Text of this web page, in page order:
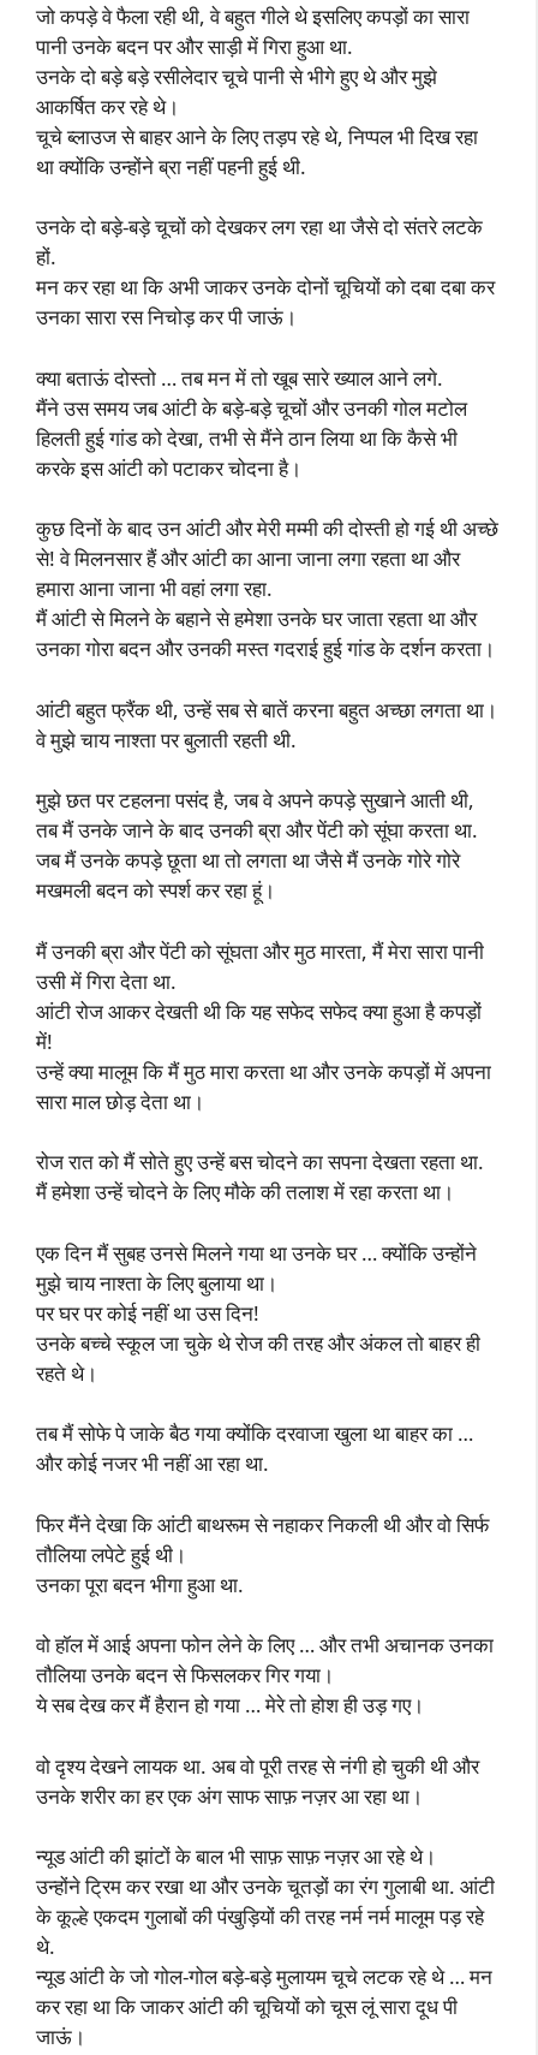
जो कपड़े वे फैला रही थी, वे बहुत गीले थे इसलिए कपड़ों का सारा
पानी उनके बदन पर और साड़ी में गिरा हुआ था.
उनके दो बड़े बड़े रसीलेदार चूचे पानी से भीगे हुए थे और मुझे
आकर्षित कर रहे थे।
चूचे ब्लाउज से बाहर आने के लिए तड़प रहे थे, निप्पल भी दिख रहा
था क्योंकि उन्होंने ब्रा नहीं पहनी हुई थी.
उनके दो बड़े-बड़े चूचों को देखकर लग रहा था जैसे दो संतरे लटके
हों.
मन कर रहा था कि अभी जाकर उनके दोनों चूचियों को दबा दबा कर
उनका सारा रस निचोड़ कर पी जाऊं।
क्या बताऊं दोस्तो … तब मन में तो खूब सारे ख्याल आने लगे.
मैंने उस समय जब आंटी के बड़े-बड़े चूचों और उनकी गोल मटोल
हिलती हुई गांड को देखा, तभी से मैंने ठान लिया था कि कैसे भी
करके इस आंटी को पटाकर चोदना है।
कुछ दिनों के बाद उन आंटी और मेरी मम्मी की दोस्ती हो गई थी अच्छे
से! वे मिलनसार हैं और आंटी का आना जाना लगा रहता था और
हमारा आना जाना भी वहां लगा रहा.
मैं आंटी से मिलने के बहाने से हमेशा उनके घर जाता रहता था और
उनका गोरा बदन और उनकी मस्त गदराई हुई गांड के दर्शन करता।
आंटी बहुत फ्रैंक थी, उन्हें सब से बातें करना बहुत अच्छा लगता था।
वे मुझे चाय नाश्ता पर बुलाती रहती थी.
मुझे छत पर टहलना पसंद है, जब वे अपने कपड़े सुखाने आती थी,
तब मैं उनके जाने के बाद उनकी ब्रा और पेंटी को सूंघा करता था.
जब मैं उनके कपड़े छूता था तो लगता था जैसे मैं उनके गोरे गोरे
मखमली बदन को स्पर्श कर रहा हूं।
मैं उनकी ब्रा और पेंटी को सूंघता और मुठ मारता, मैं मेरा सारा पानी
उसी में गिरा देता था.
आंटी रोज आकर देखती थी कि यह सफेद सफेद क्या हुआ है कपड़ों
में!
उन्हें क्या मालूम कि मैं मुठ मारा करता था और उनके कपड़ों में अपना
सारा माल छोड़ देता था।
रोज रात को मैं सोते हुए उन्हें बस चोदने का सपना देखता रहता था.
मैं हमेशा उन्हें चोदने के लिए मौके की तलाश में रहा करता था।
एक दिन मैं सुबह उनसे मिलने गया था उनके घर … क्योंकि उन्होंने
मुझे चाय नाश्ता के लिए बुलाया था।
पर घर पर कोई नहीं था उस दिन!
उनके बच्चे स्कूल जा चुके थे रोज की तरह और अंकल तो बाहर ही
रहते थे।
तब मैं सोफे पे जाके बैठ गया क्योंकि दरवाजा खुला था बाहर का …
और कोई नजर भी नहीं आ रहा था.
फिर मैंने देखा कि आंटी बाथरूम से नहाकर निकली थी और वो सिर्फ
तौलिया लपेटे हुई थी।
उनका पूरा बदन भीगा हुआ था.
वो हॉल में आई अपना फोन लेने के लिए … और तभी अचानक उनका
तौलिया उनके बदन से फिसलकर गिर गया।
ये सब देख कर मैं हैरान हो गया … मेरे तो होश ही उड़ गए।
वो दृश्य देखने लायक था. अब वो पूरी तरह से नंगी हो चुकी थी और
उनके शरीर का हर एक अंग साफ साफ़ नज़र आ रहा था।
न्यूड आंटी की झांटों के बाल भी साफ़ साफ़ नज़र आ रहे थे।
उन्होंने ट्रिम कर रखा था और उनके चूतड़ों का रंग गुलाबी था. आंटी
के कूल्हे एकदम गुलाबों की पंखुड़ियों की तरह नर्म नर्म मालूम पड़ रहे
थे.
न्यूड आंटी के जो गोल-गोल बड़े-बड़े मुलायम चूचे लटक रहे थे … मन
कर रहा था कि जाकर आंटी की चूचियों को चूस लूं सारा दूध पी
जाऊं।